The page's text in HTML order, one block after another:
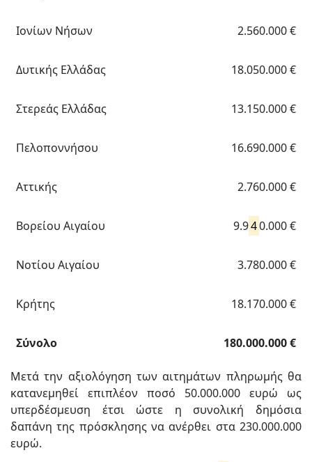
Ιονίων Νήσων 2.560.000 €
Δυτικής Ελλάδας 18.050.000 €
Στερεάς Ελλάδας 13.150.000 €
Πελοποννήσου 16.690.000 €
Αττικής 2.760.000 €
Βορείου Αιγαίου 9.940.000 €
Νοτίου Αιγαίου 3.780.000 €
Κρήτης 18.170.000 €
Σύνολο 180.000.000 €
Μετά την αξιολόγηση των αιτημάτων πληρωμής θα
κατανεμηθεί επιπλέον ποσό 50.000.000 ευρώ ως
υπερδέσμευση έτσι ώστε η συνολική δημόσια
δαπάνη της πρόσκλησης να ανέρθει στα 230.000.000
ευρώ.